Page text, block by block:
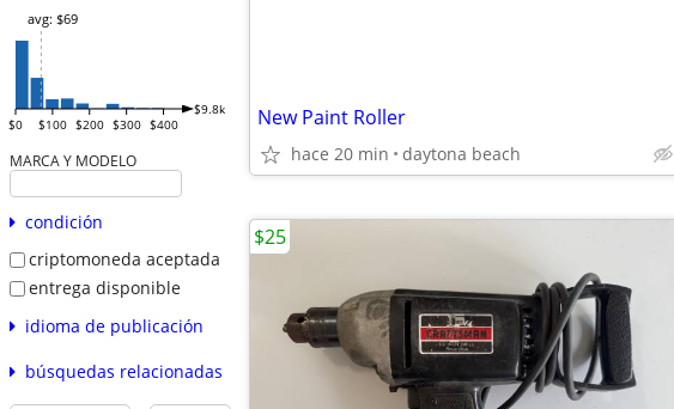
$0 $100 $200 $300 $400
$9.8k
avg: $69
MARCA Y MODELO
condición
criptomoneda aceptada
entrega disponible
idioma de publicación
búsquedas relacionadas
New Paint Roller
hace 20 min daytona beach
$25